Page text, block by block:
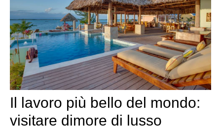
Il lavoro più bello del mondo:
visitare dimore di lusso